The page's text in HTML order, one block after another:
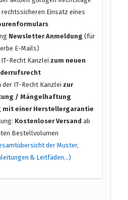
Einsatz eines
Newsletter Anmeldung (für
E-Mails)
IT-Recht Kanzleizum neuen
der IT-Recht Kanzleizur
/ Mängelhaftung
mit einer Herstellergarantie
Kostenloser Versand ab
Bestellvolumen
der Muster,
& Leitfäden…)